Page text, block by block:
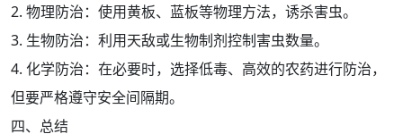
2. 物理防治：使用黄板、蓝板等物理方法，诱杀害虫。
3. 生物防治：利用天敌或生物制剂控制害虫数量。
4. 化学防治：在必要时，选择低毒、高效的农药进行防治，
但要严格遵守安全间隔期。
四、总结